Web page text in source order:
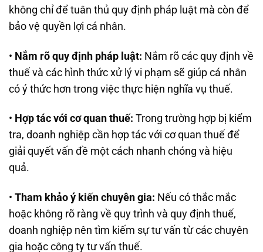
không chỉ để tuân thủ quy định pháp luật mà còn để
bảo vệ quyền lợi cá nhân.
• Nắm rõ quy định pháp luật: Nắm rõ các quy định về
thuế và các hình thức xử lý vi phạm sẽ giúp cá nhân
có ý thức hơn trong việc thực hiện nghĩa vụ thuế.
• Hợp tác với cơ quan thuế: Trong trường hợp bị kiểm
tra, doanh nghiệp cần hợp tác với cơ quan thuế để
giải quyết vấn đề một cách nhanh chóng và hiệu
quả.
• Tham khảo ý kiến chuyên gia: Nếu có thắc mắc
hoặc không rõ ràng về quy trình và quy định thuế,
doanh nghiệp nên tìm kiếm sự tư vấn từ các chuyên
gia hoặc công ty tư vấn thuế.